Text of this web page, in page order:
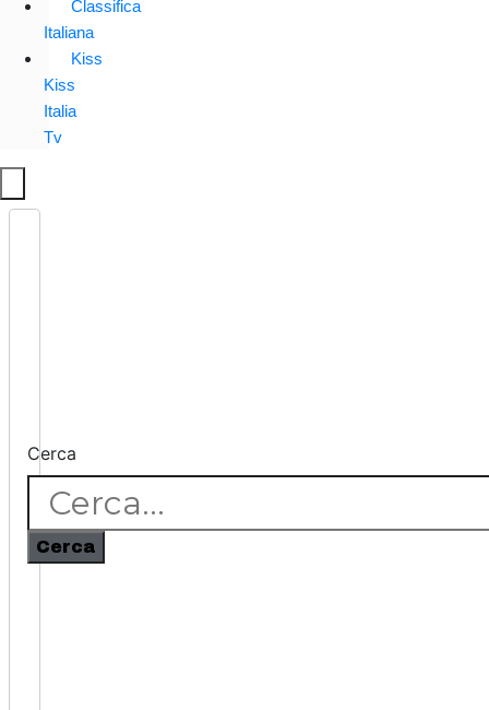
Classifica
Italiana
Kiss
Kiss
Italia
Tv
Cerca
Cerca